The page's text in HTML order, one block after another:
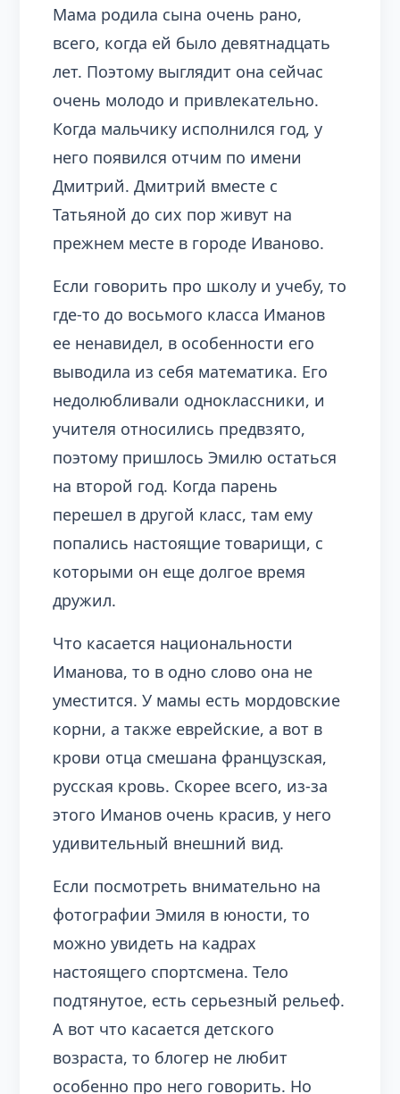
Мама родила сына очень рано,
всего, когда ей было девятнадцать
лет. Поэтому выглядит она сейчас
очень молодо и привлекательно.
Когда мальчику исполнился год, у
него появился отчим по имени
Дмитрий. Дмитрий вместе с
Татьяной до сих пор живут на
прежнем месте в городе Иваново.
Если говорить про школу и учебу, то
где-то до восьмого класса Иманов
ее ненавидел, в особенности его
выводила из себя математика. Его
недолюбливали одноклассники, и
учителя относились предвзято,
поэтому пришлось Эмилю остаться
на второй год. Когда парень
перешел в другой класс, там ему
попались настоящие товарищи, с
которыми он еще долгое время
дружил.
Что касается национальности
Иманова, то в одно слово она не
уместится. У мамы есть мордовские
корни, а также еврейские, а вот в
крови отца смешана французская,
русская кровь. Скорее всего, из-за
этого Иманов очень красив, у него
удивительный внешний вид.
Если посмотреть внимательно на
фотографии Эмиля в юности, то
можно увидеть на кадрах
настоящего спортсмена. Тело
подтянутое, есть серьезный рельеф.
А вот что касается детского
возраста, то блогер не любит
особенно про него говорить. Но